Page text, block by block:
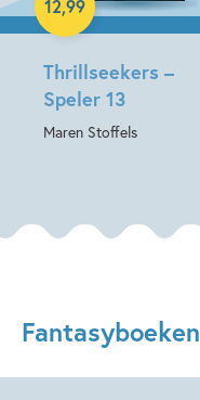
Thrillseekers –
Speler 13
Maren Stoffels
12,99
Fantasyboeken